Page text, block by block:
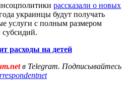
рассказали о новых
украинцы будут получать
услуги с полным размером
субсидий.
расходы на детей
в Telegram. Подписывайтесь